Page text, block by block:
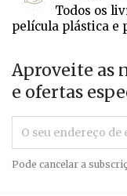
Todos os
película plástica e
Aproveite as
e ofertas
Pode cancelar a